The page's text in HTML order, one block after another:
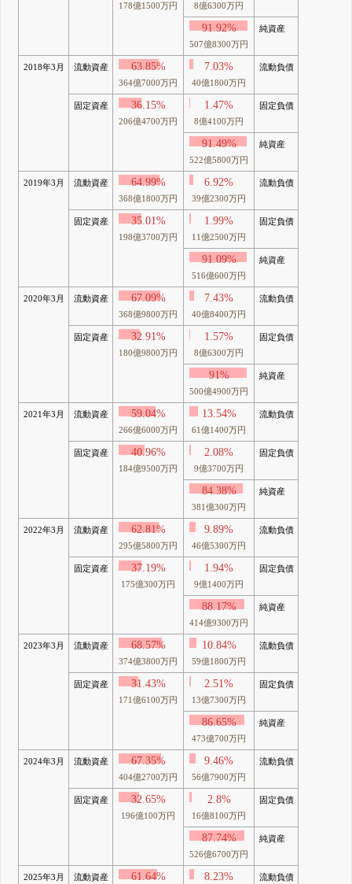
178億1500万円 8億6300万円
91.92%
507億8300万円
純資産
2018年3月 流動資産 63.85%
364億7000万円
7.03%
40億1800万円
流動負債
固定資産 36.15%
206億4700万円
1.47%
8億4100万円
固定負債
91.49%
522億5800万円
純資産
2019年3月 流動資産 64.99%
368億1800万円
6.92%
39億2300万円
流動負債
固定資産 35.01%
198億3700万円
1.99%
11億2500万円
固定負債
91.09%
516億600万円
純資産
2020年3月 流動資産 67.09%
368億9800万円
7.43%
40億8400万円
流動負債
固定資産 32.91%
180億9800万円
1.57%
8億6300万円
固定負債
91%
500億4900万円
純資産
2021年3月 流動資産 59.04%
266億6000万円
13.54%
61億1400万円
流動負債
固定資産 40.96%
184億9500万円
2.08%
9億3700万円
固定負債
84.38%
381億300万円
純資産
2022年3月 流動資産 62.81%
295億5800万円
9.89%
46億5300万円
流動負債
固定資産 37.19%
175億300万円
1.94%
9億1400万円
固定負債
88.17%
414億9300万円
純資産
2023年3月 流動資産 68.57%
374億3800万円
10.84%
59億1800万円
流動負債
固定資産 31.43%
171億6100万円
2.51%
13億7300万円
固定負債
86.65%
473億700万円
純資産
2024年3月 流動資産 67.35%
404億2700万円
9.46%
56億7900万円
流動負債
固定資産 32.65%
196億100万円
2.8%
16億8100万円
固定負債
87.74%
526億6700万円
純資産
2025年3月 流動資産 61.64% 8.23% 流動負債